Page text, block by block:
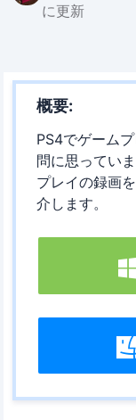
に更新
概要:
PS4でゲーム
問に思ってい
プレイの録画
介します。